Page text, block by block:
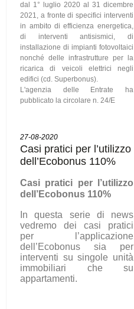
dal 1° luglio 2020 al 31 dicembre
2021, a fronte di specifici interventi
in ambito di efficienza energetica,
di interventi antisismici, di
installazione di impianti fotovoltaici
nonché delle infrastrutture per la
ricarica di veicoli elettrici negli
edifici (cd. Superbonus).
L'agenzia delle Entrate ha
pubblicato la circolare n. 24/E
27-08-2020
Casi pratici per l’utilizzo
dell’Ecobonus 110%
Casi pratici per l’utilizzo
dell’Ecobonus 110%
In questa serie di news
vedremo dei casi pratici
per l’applicazione
dell’Ecobonus sia per
interventi su singole unità
immobiliari che su
appartamenti.